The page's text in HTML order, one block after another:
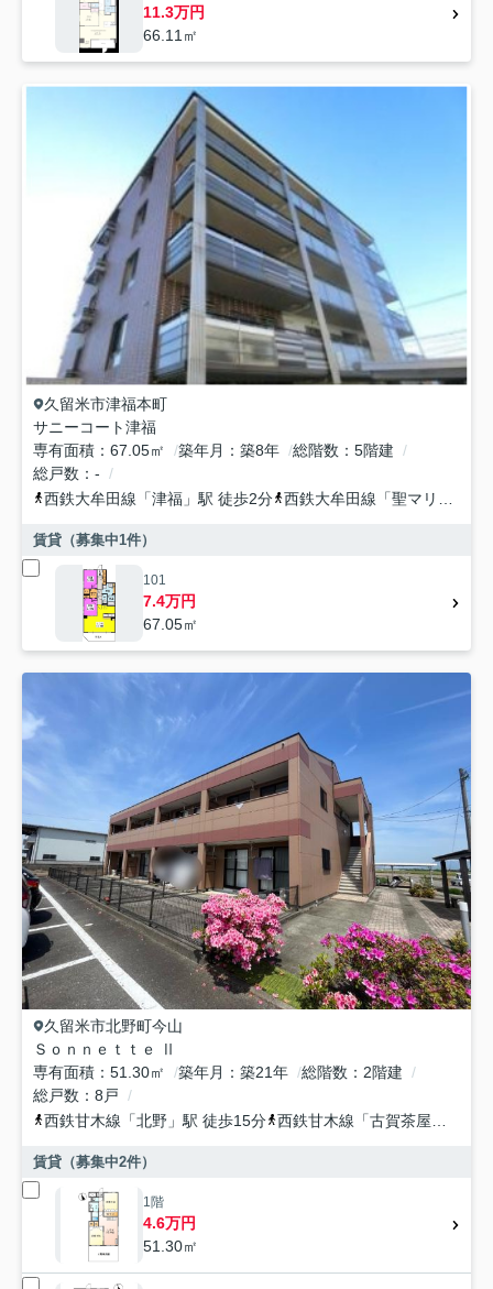
11.3万円
66.11㎡
久留米市津福本町
サニーコート津福
専有面積
67.05㎡ 築年月 築8年 総階数
5階建
総戸数
-
西鉄大牟田線 「津福 」駅 徒歩2分 西鉄大牟田線 「聖マリア病院前
賃貸（募集中1件）
101
7.4万円
67.05㎡
久留米市北野町今山
Ｓｏｎｎｅｔｔｅ Ⅱ
専有面積
51.30㎡ 築年月 築21年 総階数
2階建
総戸数
8戸
西鉄甘木線 「北野 」駅 徒歩15分 西鉄甘木線 「古賀茶屋
賃貸（募集中2件）
1階
4.6万円
51.30㎡